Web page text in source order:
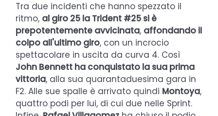
Tra due incidenti che hanno spezzato il
ritmo, al giro 25 la Trident #25 si è
prepotentemente avvicinata, affondando il
colpo all'ultimo giro, con un incrocio
spettacolare in uscita da curva 4. Così
John Bennett ha conquistato la sua prima
vittoria, alla sua quarantaduesima gara in
F2. Alle sue spalle è arrivato quindi Montoya,
quattro podi per lui, di cui due nelle Sprint.